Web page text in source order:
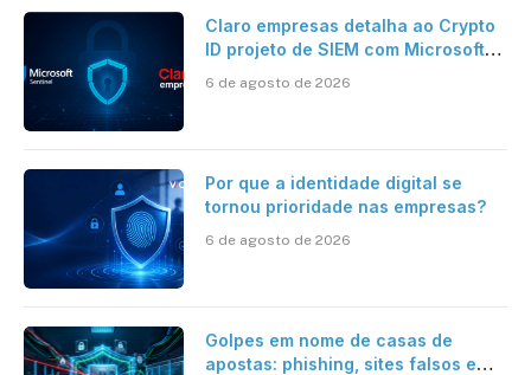
Claro empresas detalha ao Crypto
ID projeto de SIEM com Microsoft
automatizada
6 de agosto de 2026
Por que a identidade digital se
tornou prioridade nas empresas?
6 de agosto de 2026
Golpes em nome de casas de
apostas: phishing, sites falsos e